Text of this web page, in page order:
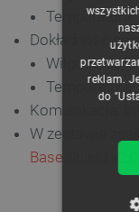
Temperatura:
Dokładność
Wilgotność: ±
Temperatura:
Komunikacja:
W zestawie
Base Shield v2.0
reklam.
do